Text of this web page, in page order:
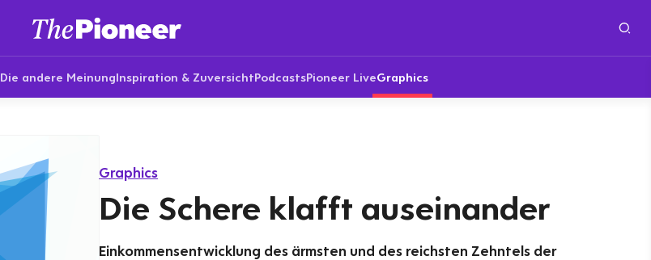
Die andere MeinungInspiration & ZuversichtPodcastsPioneer LiveGraphics
Graphics
Die Schere klafft auseinander
Einkommensentwicklung des ärmsten und des reichsten Zehntels der